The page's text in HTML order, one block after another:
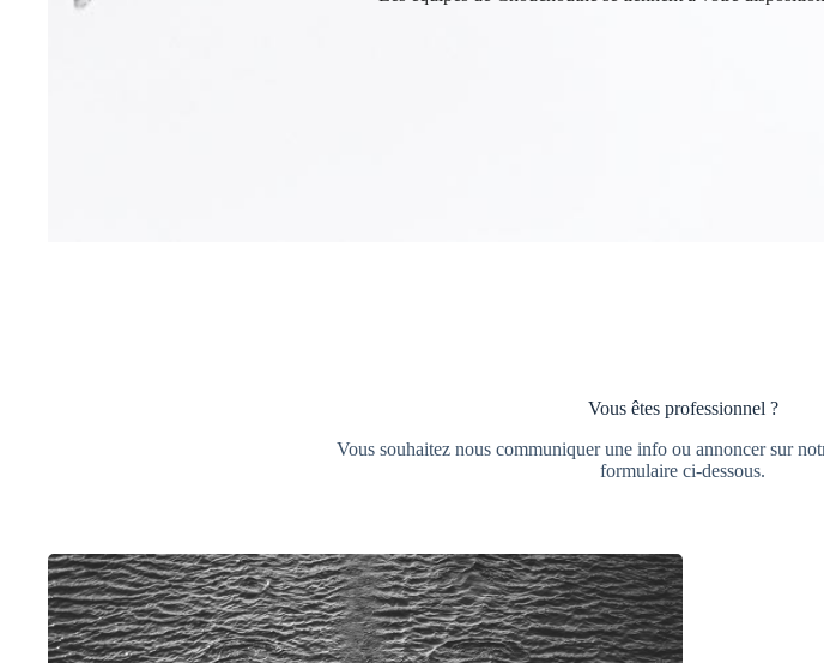
Vous êtes professionnel ?
Vous souhaitez nous communiquer une info ou annoncer sur
formulaire ci-dessous.